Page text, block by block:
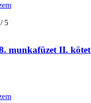
/ 5
munkafüzet II. kötet